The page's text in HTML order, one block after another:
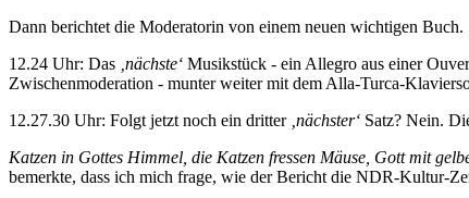
Dann berichtet die Moderatorin von einem neuen wichtigen Buch.
12.24 Uhr: Das ‚nächste‘ Musikstück - ein Allegro aus einer
Zwischenmoderation - munter weiter mit dem Alla-Turca-
12.27.30 Uhr: Folgt jetzt noch ein dritter ‚nächster‘ Satz? Nein.
Katzen in Gottes Himmel, die Katzen fressen Mäuse, Gott mit
bemerkte, dass ich mich frage, wie der Bericht die NDR-Kultur-